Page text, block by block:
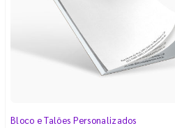
Bloco e Talões Personalizados